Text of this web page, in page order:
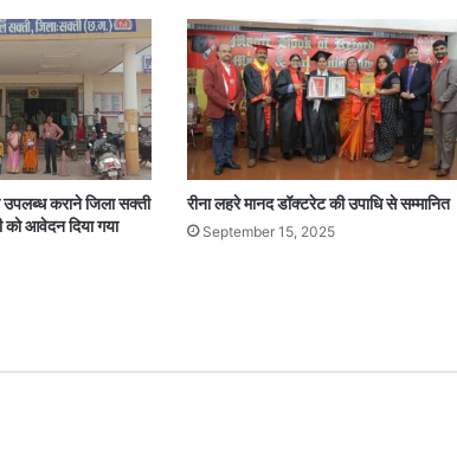
कराने जिला सक्ती
को आवेदन दिया गया
रीना लहरे मानद डॉक्टरेट की उपाधि से सम्मानित
September 15, 2025